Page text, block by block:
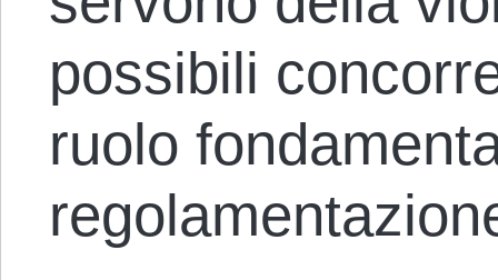
possibili
ruolo